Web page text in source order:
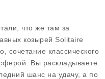
что же там за
козырей Solitaire
сочетание классического
Вы раскладываете
шанс на удачу, а по